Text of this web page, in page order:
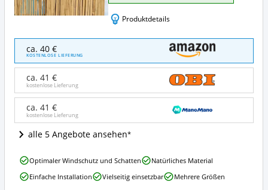
Produktdetails
Royal
Sichtschutz
Schilfrohr
Premium
100x600cm
Angebote:
ist
dieser
Sichtschutz
erhältlich?
ca. 40 €
KOSTENLOSE LIEFERUNG
ca. 41 €
kostenlose Lieferung
ca. 41 €
kostenlose Lieferung
alle 5 Angebote ansehen
Sol
Royal
Sichtschutz
Optimaler Windschutz und Schatten
Natürliches Material
Einfache Installation
Vielseitig einsetzbar Mehrere Größen